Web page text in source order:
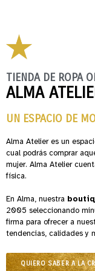
TIENDA DE ROPA
ALMA
UN ESPACIO DE
Alma Atelier es un
cual podrás comprar
mujer. Alma Atelier
física.
En Alma, nuestra
2005 seleccionando
firma para ofrecer a
tendencias, calidades y
QUIERO SABER A LA